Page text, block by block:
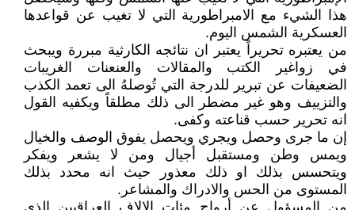
هذا الشيء مع الامبراطورية التي لا تغيب عن قواعدها
العسكرية الشمس اليوم.
من يعتبره تحريراً يعتبر ان نتائجه الكارثية مبررة ويبحث
في زواغير الكتب والمقالات والعنعنات الغريبات
الضعيفات عن تبرير للدرجة التي تُوصلهُ الى تعمد الكذب
والتزييف وهو غير مضطر الى ذلك مطلقاً ويكفيه القول
انه تحرير حسب قناعته وكفى.
إن ما جرى وحصل ويجري ويحصل يفوق الوصف والخيال
ويمس وطن ومستقبل أجيال ومن لا يشعر ويفكر
ويتحسس بذلك او ذلك معذور حيث انه محدد بذلك
المستوى من الحس والادراك والمشاعر.